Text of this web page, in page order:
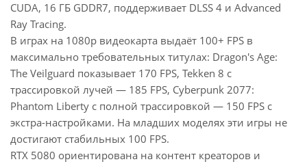
CUDA, 16 ГБ GDDR7, поддерживает DLSS 4 и Advanced
Ray Tracing.
В играх на 1080p видеокарта выдаёт 100+ FPS в
максимально требовательных титулах: Dragon's Age:
The Veilguard показывает 170 FPS, Tekken 8 с
трассировкой лучей — 185 FPS, Cyberpunk 2077:
Phantom Liberty с полной трассировкой — 150 FPS с
экстра-настройками. На младших моделях эти игры не
достигают стабильных 100 FPS.
RTX 5080 ориентирована на контент креаторов и